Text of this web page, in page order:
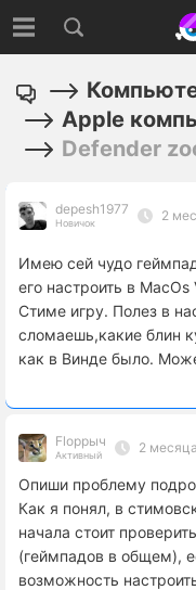
Apple
Defender
depesh1977
Новичок 2
Имею сей чудо
его настроить в
Стиме игру. Полез в
сломаешь,какие блин
как в Винде было.
Floppыч
Активный 2
Опиши проблему
Как я понял, в
начала стоит
(геймпадов в общем),
возможность